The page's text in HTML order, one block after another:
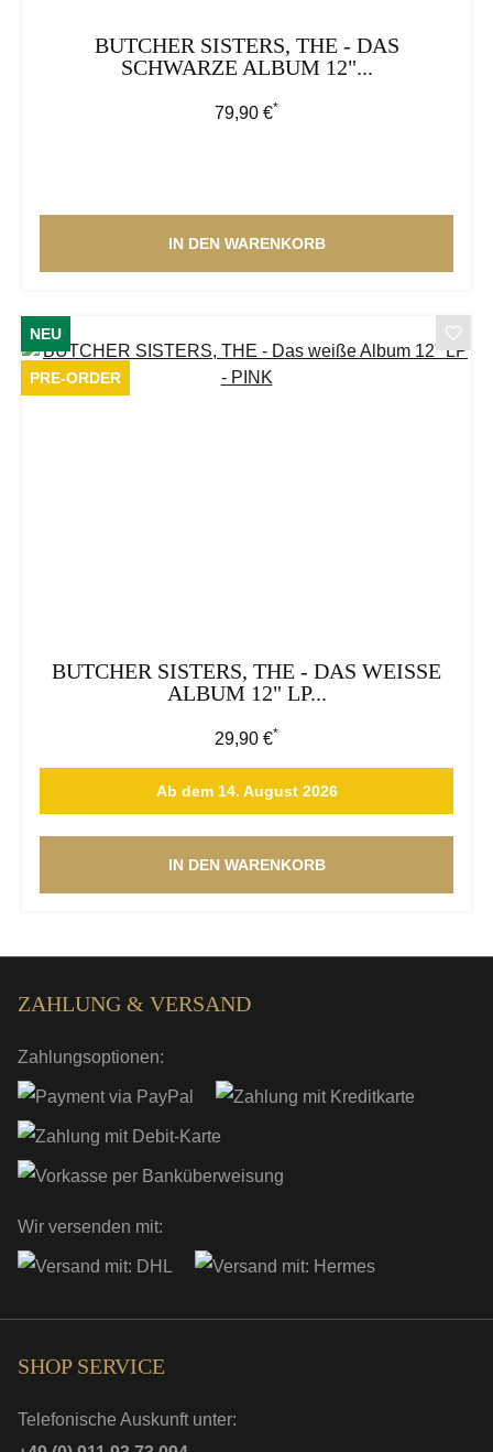
BUTCHER SISTERS, THE - DAS
SCHWARZE ALBUM 12"...
Regulärer Preis:
79,90 €*
IN DEN WARENKORB
NEU
PRE-ORDER
BUTCHER SISTERS, THE - DAS WEISSE
ALBUM 12" LP...
Regulärer Preis:
29,90 €*
Ab dem 14. August 2026
IN DEN WARENKORB
ZAHLUNG & VERSAND
Zahlungsoptionen:
Wir versenden mit:
SHOP SERVICE
Telefonische Auskunft unter: